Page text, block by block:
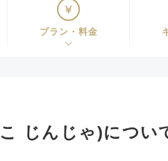
プラン・料金
じんじゃ)につい